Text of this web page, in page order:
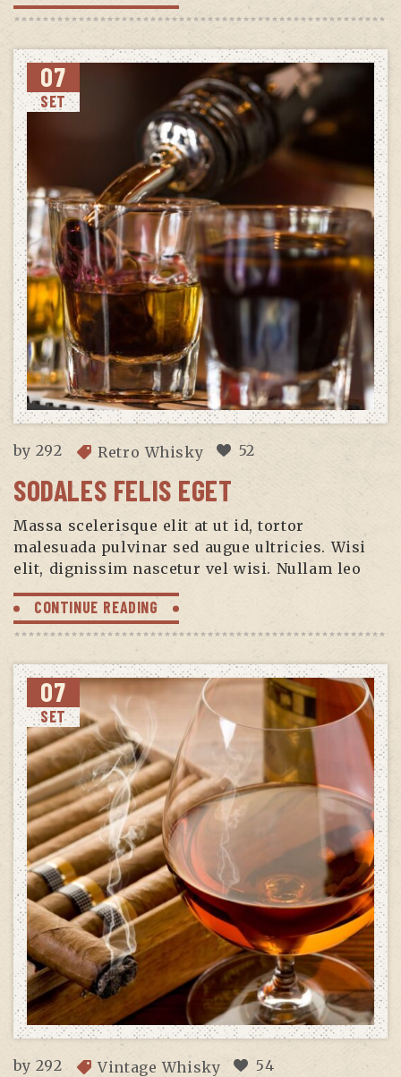
07
SET
by 292 Retro Whisky 52
SODALES FELIS EGET
Massa scelerisque elit at ut id, tortor
malesuada pulvinar sed augue ultricies. Wisi
elit, dignissim nascetur vel wisi. Nullam leo
CONTINUE READING
07
SET
by 292 Vintage Whisky 54